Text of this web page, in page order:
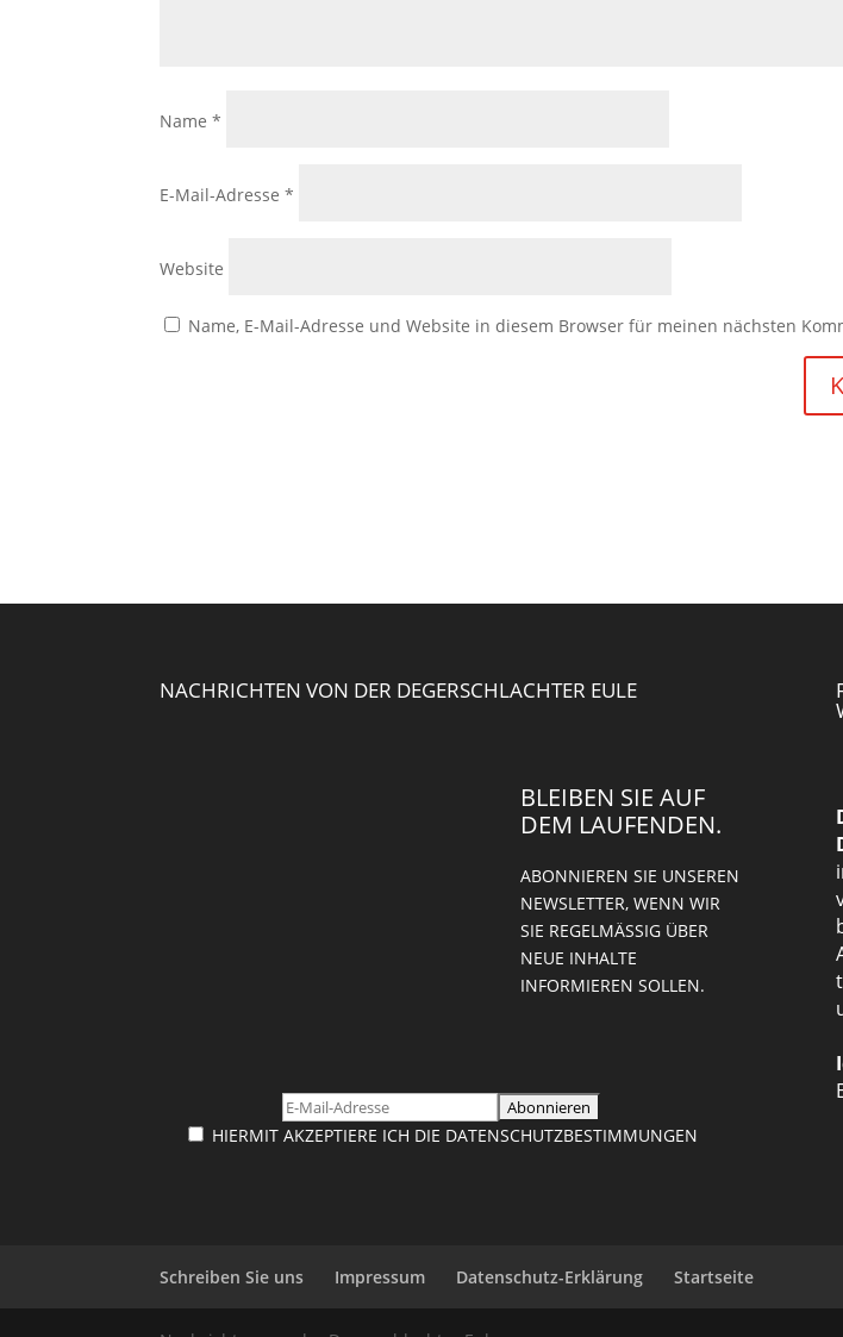
Name*
E-Mail-Adresse*
Website
Name, E-Mail-Adresse und Website in diesem Browser für meinen nächsten
NACHRICHTEN VON DER DEGERSCHLACHTER EULE
BLEIBEN SIE AUF
DEM LAUFENDEN.
ABONNIEREN SIE UNSEREN
NEWSLETTER, WENN WIR
SIE REGELMÄSSIG ÜBER N
EUE INHALTE I
NFORMIEREN SOLLEN.
HIERMIT AKZEPTIERE ICH DIE DATENSCHUTZBESTIMMUNGEN
Schreiben Sie uns Impressum Datenschutz-Erklärung Startseite